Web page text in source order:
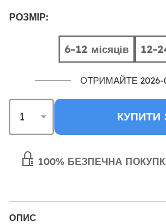
РОЗМІР:
6-12 місяців 12-
ОТРИМАЙТЕ 2026-
КУПИТИ
100% БЕЗПЕЧНА
ОПИС